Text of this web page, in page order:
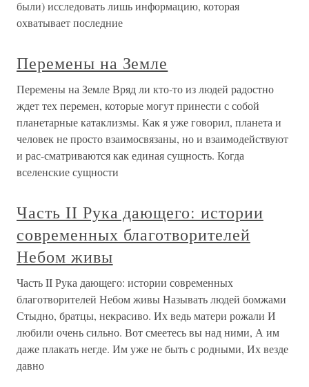
были) исследовать лишь информацию, которая
охватывает последние
Перемены на Земле
Перемены на Земле Вряд ли кто-то из людей радостно
ждет тех перемен, которые могут принести с собой
планетарные катаклизмы. Как я уже говорил, планета и
человек не просто взаимосвязаны, но и взаимодействуют
и рас-сматриваются как единая сущность. Когда
вселенские сущности
Часть II Рука дающего: истории
современных благотворителей
Небом живы
Часть II Рука дающего: истории современных
благотворителей Небом живы Называть людей бомжами
Стыдно, братцы, некрасиво. Их ведь матери рожали И
любили очень сильно. Вот смеетесь вы над ними, А им
даже плакать негде. Им уже не быть с родными, Их везде
давно